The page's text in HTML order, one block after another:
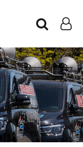
인트라넷
LOG IN